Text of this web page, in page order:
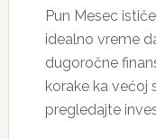
Pun Mesec
idealno vreme
dugoročne
korake ka većoj
pregledajte